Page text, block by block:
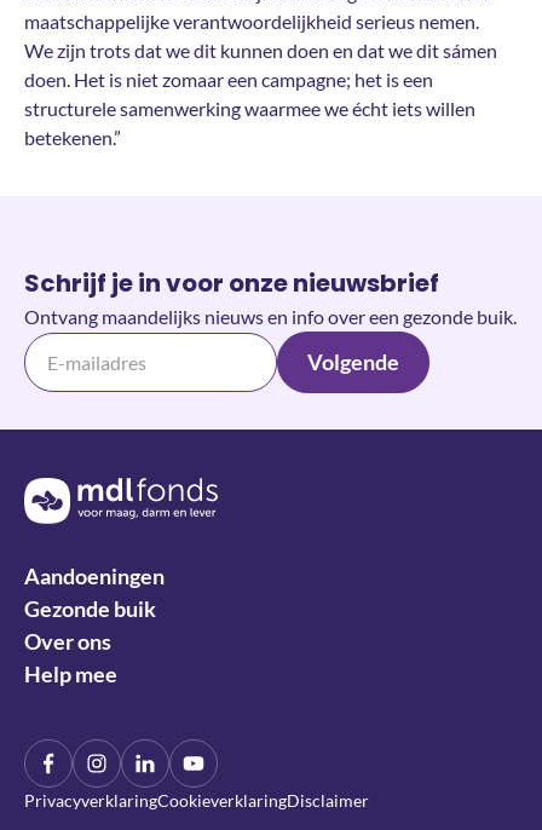
maatschappelijke verantwoordelijkheid serieus nemen.
We zijn trots dat we dit kunnen doen en dat we dit sámen
doen. Het is niet zomaar een campagne; het is een
structurele samenwerking waarmee we écht iets willen
betekenen.”
Schrijf je in voor onze nieuwsbrief
Ontvang maandelijks nieuws en info over een gezonde buik.
Volgende
Terug naar de homepage
Aandoeningen
Gezonde buik
Over ons
Help mee
PrivacyverklaringCookieverklaringDisclaimer
FacebookInstagram
LinkInYouTube